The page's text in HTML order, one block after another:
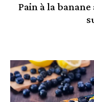
Pain à la